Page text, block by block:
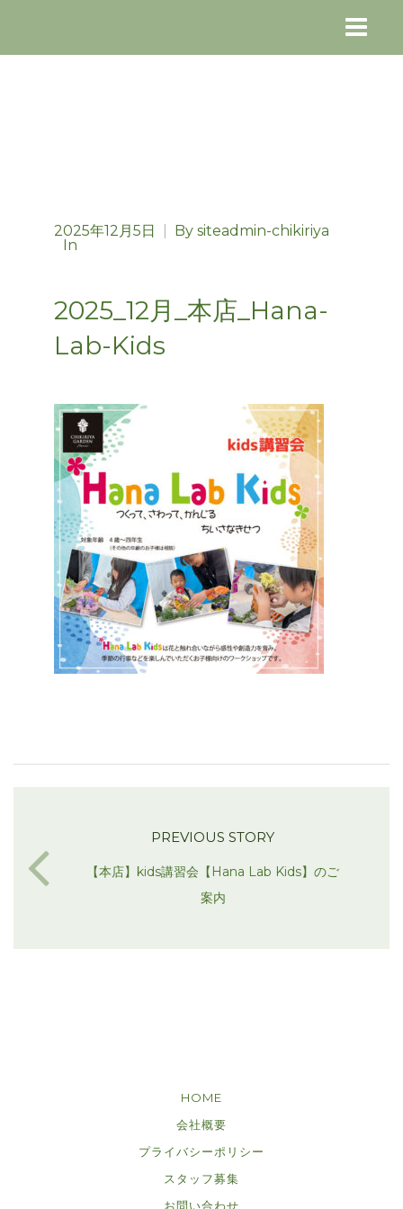
2025年12月5日 By siteadmin-chikiriya
In
2025_12月_本店_Hana-
Lab-Kids
PREVIOUS STORY
【本店】kids講習会【Hana Lab Kids】のご
案内
HOME
会社概要
プライバシーポリシー
スタッフ募集
お問い合わせ